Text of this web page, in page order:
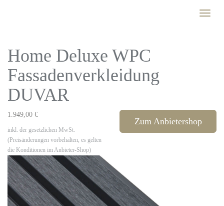
Toggle
Home Deluxe WPC
Fassadenverkleidung
DUVAR
1.949,00 €
inkl. der gesetzlichen MwSt.
(Preisänderungen vorbehalten, es gelten
die Konditionen im Anbieter-Shop)
Zum Anbietershop